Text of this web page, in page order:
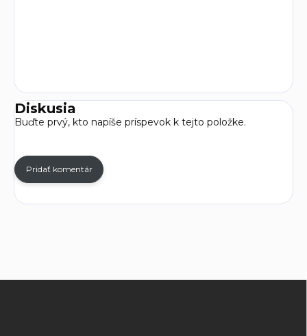
Diskusia
Buďte prvý, kto napíše príspevok k tejto položke.
Pridať komentár